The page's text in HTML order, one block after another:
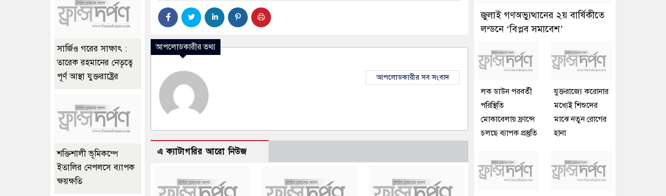
আপলোডকারীর তথ্য
আপলোডকারীর সব সংবাদ
এ ক্যাটাগরির আরো নিউজ
সার্জিও গরের সাক্ষাৎ :
তারেক রহমানের নেতৃত্বে
পূর্ণ আস্থা যুক্তরাষ্ট্রের
শক্তিশালী ভূমিকম্পে
ইতালির নেপলসে ব্যাপক
ক্ষয়ক্ষতি
জুলাই গণঅভ্যুত্থানের ২য় বার্ষিকীতে
লন্ডনে ‘বিপ্লব সমাবেশ’
লক ডাউন পরবর্তী
পরিস্থিতি
মোকাবেলায় ফ্রান্সে
চলছে ব্যাপক প্রস্তুতি
যুক্তরাজ্যে করোনার
মধ্যেই শিশুদের
মাঝে নতুন রোগের
হানা